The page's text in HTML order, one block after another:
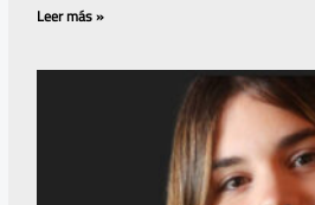
Leer más »